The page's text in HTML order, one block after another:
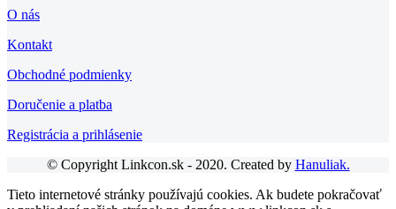
O nás
Kontakt
Obchodné podmienky
Doručenie a platba
Registrácia a prihlásenie
© Copyright Linkcon.sk - 2020. Created by Hanuliak.
Tieto internetové stránky používajú cookies. Ak budete pokračovať